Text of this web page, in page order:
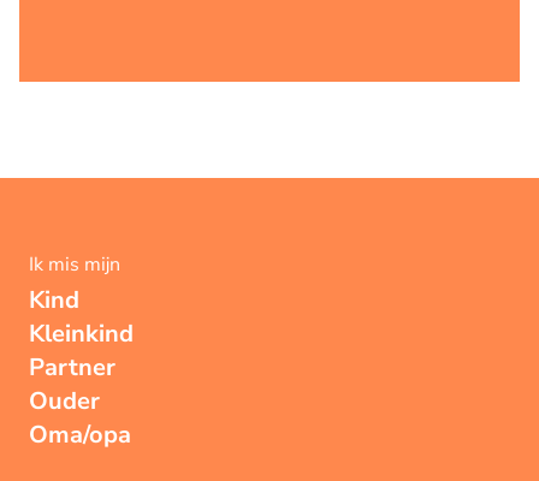
Ik mis mijn
Kind
Kleinkind
Partner
Ouder
Oma/opa